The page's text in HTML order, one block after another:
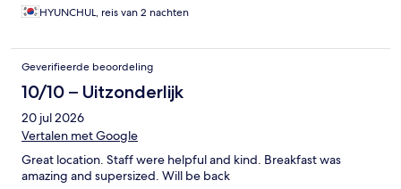
HYUNCHUL, reis van 2 nachten
Geverifieerde beoordeling
10/10 – Uitzonderlijk
20 jul 2026
Vertalen met Google
Great location. Staff were helpful and kind. Breakfast was
amazing and supersized. Will be back